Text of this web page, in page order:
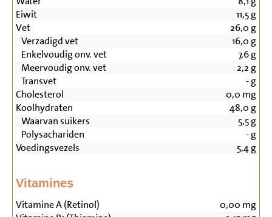
Eiwit
11,5g
Vet
26,0 g
Verzadigd vet
16,0 g
Enkelvoudig onv. vet
7,6g
Meervoudig onv. vet
2,2 g
Transvet
-g
Cholesterol
0,0 mg
Koolhydraten
48,0 g
Waarvan suikers
5,5g
Polysachariden
-g
Voedingsvezels
5,4g
Vitamines
Vitamine A (Retinol) 0,00 mg